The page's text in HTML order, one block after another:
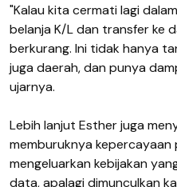
"Kalau kita cermati lagi
belanja K/L dan transfer ke
berkurang. Ini tidak hanya
juga daerah, dan punya
ujarnya.
Lebih lanjut Esther juga
memburuknya
mengeluarkan kebijakan
data, apalagi dimunculkan